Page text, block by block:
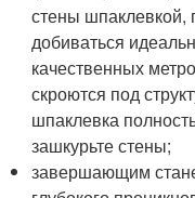
стены шпаклевкой,
добиваться
качественных
скроются под
шпаклевка
зашкурьте стены;
завершающим